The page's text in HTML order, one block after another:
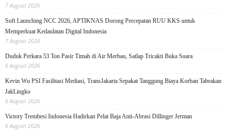
7 August 2026
Soft Launching NCC 2026, APTIKNAS Dorong Percepatan RUU KKS untuk
Memperkuat Kedaulatan Digital Indonesia
7 August 2026
Duduk Perkara 53 Ton Pasir Timah di Air Merbau, Satlap Tricakti Buka Suara
6 August 2026
Kevin Wu PSI Fasilitasi Mediasi, TransJakarta Sepakat Tanggung Biaya Korban Tabrakan
JakLingko
6 August 2026
Victory Trembesi Indonesia Hadirkan Pelat Baja Anti-Abrasi Dillinger Jerman
6 August 2026